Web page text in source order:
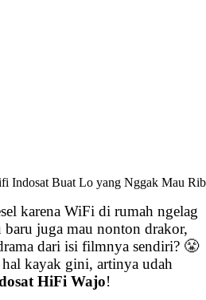
Indosat Buat Lo yang Nggak Mau
karena WiFi di rumah ngelag
juga mau nonton drakor,
dari isi filmnya sendiri? 😤
kayak gini, artinya udah
HiFi Wajo!